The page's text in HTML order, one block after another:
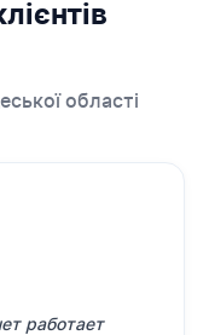
області
работает